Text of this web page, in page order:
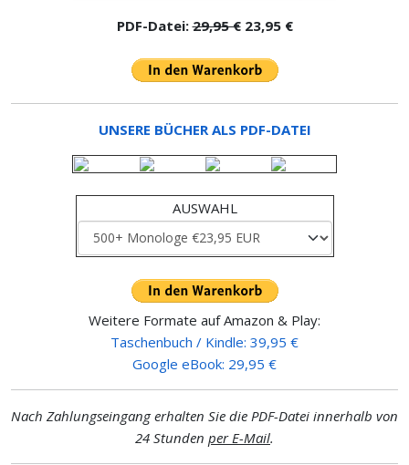
PDF-Datei:29,95 €23,95 €
UNSERE BÜCHER ALS PDF-DATEI
AUSWAHL
Weitere Formate auf Amazon & Play:
Taschenbuch / Kindle: 39,95 €
Google eBook: 29,95 €
Nach Zahlungseingang erhalten Sie die PDF-Datei innerhalb von
24 Stunden per E-Mail.